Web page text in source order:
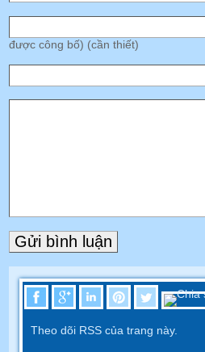
được công bố) (cần thiết)
Theo dõi RSS của trang này.